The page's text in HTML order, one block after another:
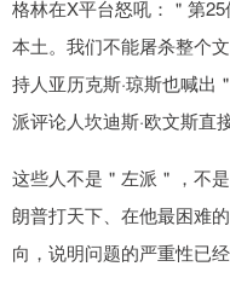
格林在X平台怒吼：＂第
本土。我们不能屠杀整个
持人亚历克斯·琼斯也喊出
派评论人坎迪斯·欧文斯直
这些人不是＂左派＂，不
朗普打天下、在他最困难
向，说明问题的严重性已